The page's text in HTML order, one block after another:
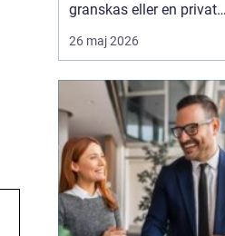
granskas eller en privat
livssituation kräver
juridisk expertis, blir
avgörande. Sökordet
”advokat i Stockholm”
används ofta av ...
26 maj 2026